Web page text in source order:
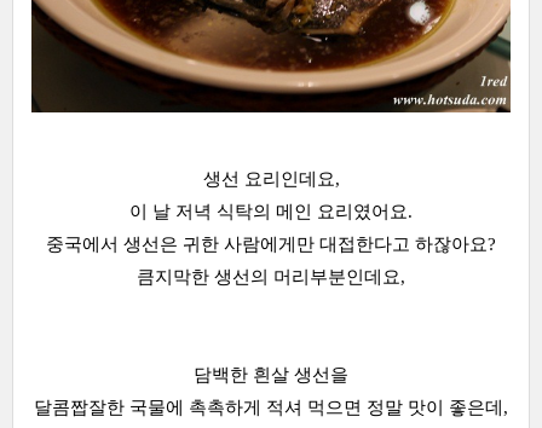
생선 요리인데요,
이 날 저녁 식탁의 메인 요리였어요.
중국에서 생선은 귀한 사람에게만 대접한다고 하잖아요?
큼지막한 생선의 머리부분인데요,
담백한 흰살 생선을
달콤짭잘한 국물에 촉촉하게 적셔 먹으면 정말 맛이 좋은데,